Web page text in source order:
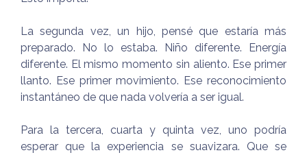
La segunda vez, un hijo, pensé que estaría más
preparado. No lo estaba. Niño diferente. Energía
diferente. El mismo momento sin aliento. Ese primer
llanto. Ese primer movimiento. Ese reconocimiento
instantáneo de que nada volvería a ser igual.
Para la tercera, cuarta y quinta vez, uno podría
esperar que la experiencia se suavizara. Que se